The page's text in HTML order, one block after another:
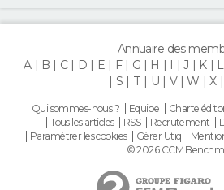
Annuaire des
A
B C D E F G H I J K L
S
T U V W X
Qui sommes-nous ? Equipe Charte
Tous les articles
RSS Recrutement
Paramétrer les cookies
Gérer Utiq
© 2026 CCM